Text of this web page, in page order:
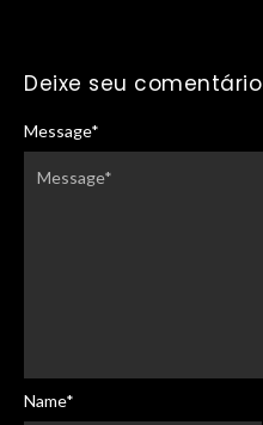
Deixe seu comentário
Message*
Name*